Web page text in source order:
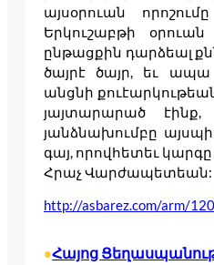
այսօրուան
Երկուշաբթի
ընթացքին դարձեալ
ծայրէ ծայր, եւ
անցնի
յայտարարած էինք,
յանձնախումբը
գայ, որովհետեւ կարգը
Հրաչ Վարժապետեան:
http://asbarez.com/arm/
•Հայոց